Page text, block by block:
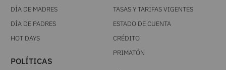
DÍA DE MADRES
DÍA DE PADRES
HOT DAYS
POLÍTICAS
TASAS Y TARIFAS VIGENTES
ESTADO DE CUENTA
CRÉDITO
PRIMATÓN